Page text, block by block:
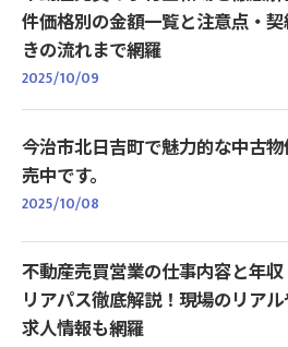
件価格別の金額一覧と注意点・
きの流れまで網羅
2025/10/09
今治市北日吉町で魅力的な中古
売中です。
2025/10/08
不動産売買営業の仕事内容と年
リアパス徹底解説！現場のリア
求人情報も網羅